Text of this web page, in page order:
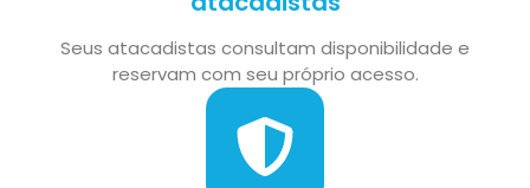
Seus atacadistas consultam disponibilidade e
reservam com seu próprio acesso.